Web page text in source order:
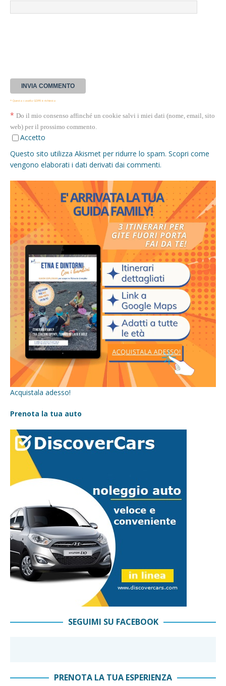
* Questa casella GDPR è richiesta
* Do il mio consenso affinché un cookie salvi i miei dati (nome, email, sito
web) per il prossimo commento.
Accetto
Questo sito utilizza Akismet per ridurre lo spam. Scopri come
vengono elaborati i dati derivati dai commenti.
Acquistala adesso!
Prenota la tua auto
SEGUIMI SU FACEBOOK
PRENOTA LA TUA ESPERIENZA